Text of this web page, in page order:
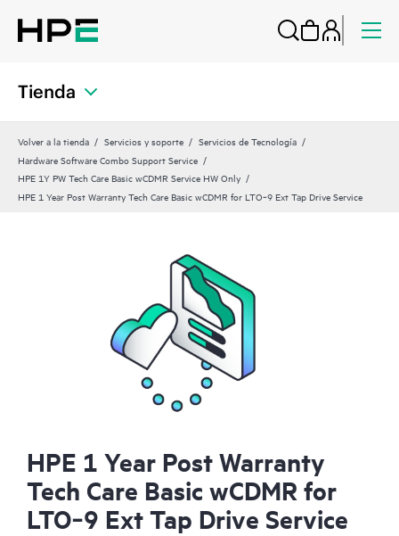
Tienda
Volver a la tienda Servicios y soporte
Servicios de Tecnología
Hardware Software Combo Support Service
HPE 1Y PW Tech Care Basic wCDMR Service HW Only
HPE 1 Year Post Warranty Tech Care Basic wCDMR for LTO‑9 Ext Tap Drive Service
HPE 1 Year Post Warranty
Tech Care Basic wCDMR for
LTO‑9 Ext Tap Drive Service